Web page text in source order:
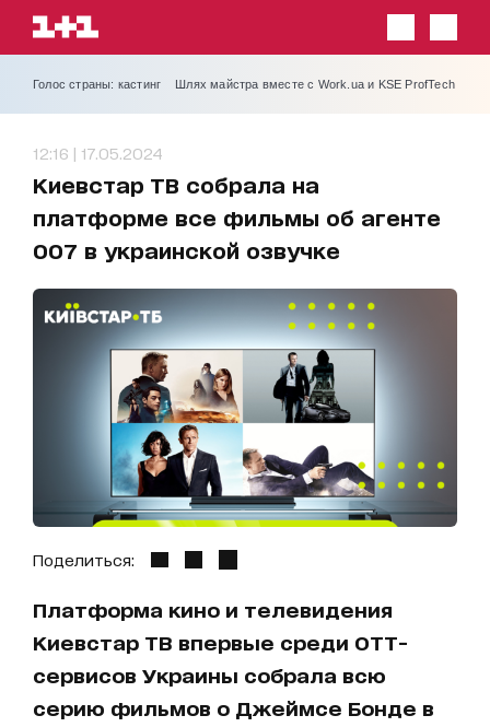
Голос страны: кастинг Шлях майстра вместе с Work.ua и KSE ProfTech
12:16 | 17.05.2024
Киевстар ТВ собрала на
платформе все фильмы об агенте
007 в украинской озвучке
Поделиться:
Платформа кино и телевидения
Киевстар ТВ впервые среди ОТТ-
сервисов Украины собрала всю
серию фильмов о Джеймсе Бонде в